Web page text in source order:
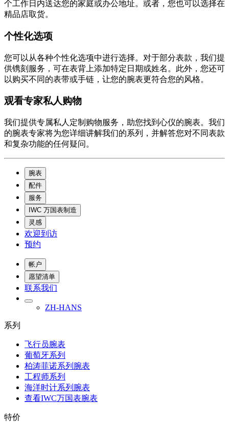
个工作日内送达您的家庭或办公地址。或者，您也可以选择在
精品店取货。
个性化选项
您可以从各种个性化选项中进行选择。对于部分表款，我们提
供镌刻服务，可在表背上添加特定日期或姓名。此外，您还可
以购买不同的表带或手链，让您的腕表更符合您的风格。
观看专家私人购物
我们提供专属私人定制购物服务，助您找到心仪的腕表。我们
的腕表专家将为您详细讲解我们的系列，并解答您对不同表款
和复杂功能的任何疑问。
腕表
配件
服务
IWC 万国表制造
灵感
欢迎到访
预约
帐户
愿望清单
联系我们
ZH-HANS
系列
飞行员腕表
葡萄牙系列
柏涛菲诺系列腕表
工程师系列
海洋时计系列腕表
查看IWC万国表腕表
特价